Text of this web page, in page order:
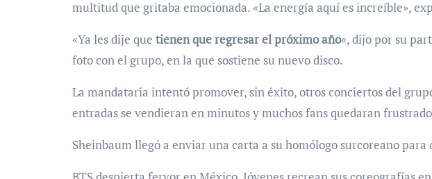
multitud que gritaba emocionada. «La energía aquí es increíble»,
«Ya les dije que tienen que regresar el próximo año«, dijo por su
foto con el grupo, en la que sostiene su nuevo disco.
La mandataria intentó promover, sin éxito, otros conciertos del
entradas se vendieran en minutos y muchos fans quedaran
Sheinbaum llegó a enviar una carta a su homólogo surcoreano